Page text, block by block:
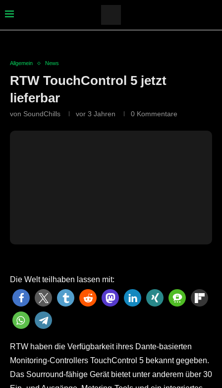
Allgemein News
RTW TouchControl 5 jetzt
lieferbar
von SoundChills vor 3 Jahren 0 Kommentare
Die Welt teilhaben lassen mit:
RTW haben die Verfügbarkeit ihres Dante-basierten
Monitoring-Controllers TouchControl 5 bekannt gegeben.
Das Sourround-fähige Gerät bietet unter anderem über 30